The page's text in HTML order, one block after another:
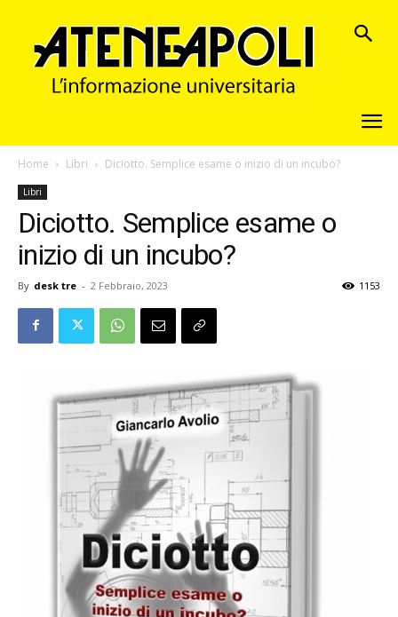
Home Libri Diciotto. Semplice esame o inizio di un incubo?
Libri
Diciotto. Semplice esame o
inizio di un incubo?
By desk tre - 2 Febbraio, 2023 1153